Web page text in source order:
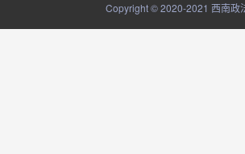
Copyright © 2020-2021 西南政